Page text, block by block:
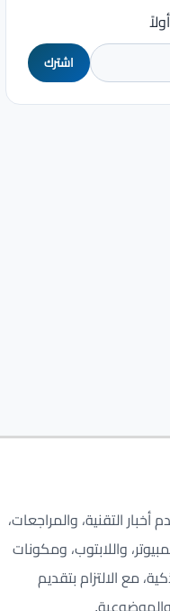
اشترك
التقنية، والمراجعات،
واللابتوب، ومكونات
مع الالتزام بتقديم